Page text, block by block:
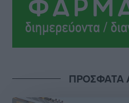
Αθλητικά • πριν 13 ώρες
Ροδήλιος: Ο απολογισμός από
Πρωτάθλημα Πίστας
Αθλητικά• πριν 13 ώρες
ΠΡΟΣΦΑΤΑ